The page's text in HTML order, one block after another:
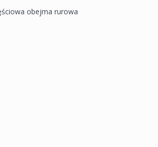
obejma rurowa